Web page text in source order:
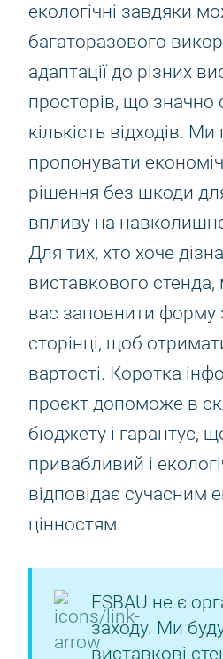
екологічні завдяки
багаторазового
адаптації до різних
просторів, що значно
кількість відходів.
пропонувати
рішення без шкоди
впливу на
Для тих, хто хоче
виставкового
вас заповнити форму
сторінці, щоб
вартості. Коротка
проєкт допоможе в
бюджету і гарантує,
привабливий і
відповідає сучасним
цінностям.
ESBAU не є
заходу. Ми
виставкові